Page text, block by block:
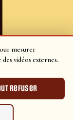
mesurer
vidéos externes.
refuser